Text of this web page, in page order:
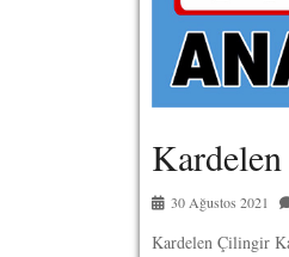
30 Ağustos 2021
Kardelen Çilingir